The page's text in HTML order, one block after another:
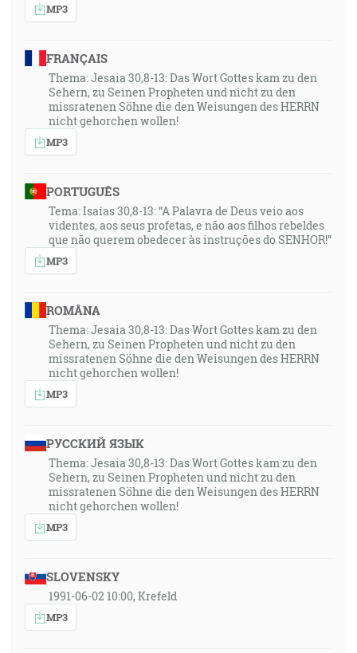
MP3
FRANÇAIS
Thema: Jesaia 30,8-13: Das Wort Gottes kam zu den
Sehern, zu Seinen Propheten und nicht zu den
missratenen Söhne die den Weisungen des HERRN
nicht gehorchen wollen!
MP3
PORTUGUÊS
Tema: Isaías 30,8-13: “A Palavra de Deus veio aos
videntes, aos seus profetas, e não aos filhos rebeldes
que não querem obedecer às instruções do SENHOR!”
MP3
ROMÂNA
Thema: Jesaia 30,8-13: Das Wort Gottes kam zu den
Sehern, zu Seinen Propheten und nicht zu den
missratenen Söhne die den Weisungen des HERRN
nicht gehorchen wollen!
MP3
РУССКИЙ ЯЗЫК
Thema: Jesaia 30,8-13: Das Wort Gottes kam zu den
Sehern, zu Seinen Propheten und nicht zu den
missratenen Söhne die den Weisungen des HERRN
nicht gehorchen wollen!
MP3
SLOVENSKY
1991-06-02 10:00, Krefeld
MP3